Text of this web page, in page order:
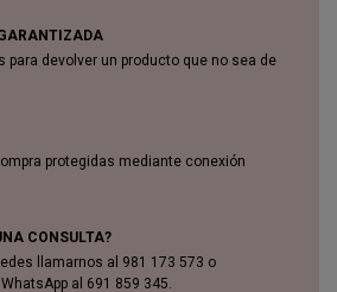
para devolver un producto que no sea de
protegidas mediante conexión
CONSULTA?
llamarnos al 981 173 573 o
al 691 859 345.